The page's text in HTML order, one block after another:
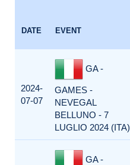
DATE EVENT
2024-
07-07
GA -
GAMES -
NEVEGAL
BELLUNO - 7
LUGLIO 2024 (ITA)
GA -